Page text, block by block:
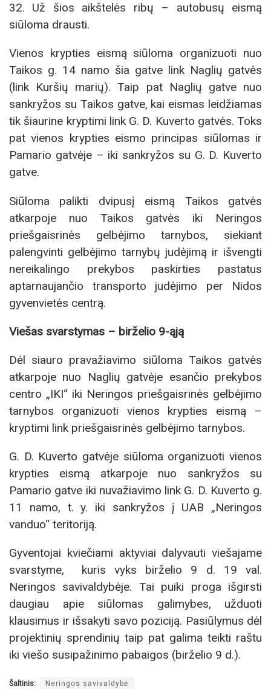
32. Už šios aikštelės ribų – autobusų eismą
siūloma drausti.
Vienos krypties eismą siūloma organizuoti nuo
Taikos g. 14 namo šia gatve link Naglių gatvės
(link Kuršių marių). Taip pat Naglių gatve nuo
sankryžos su Taikos gatve, kai eismas leidžiamas
tik šiaurine kryptimi link G. D. Kuverto gatvės. Toks
pat vienos krypties eismo principas siūlomas ir
Pamario gatvėje – iki sankryžos su G. D. Kuverto
gatve.
Siūloma palikti dvipusį eismą Taikos gatvės
atkarpoje nuo Taikos gatvės iki Neringos
priešgaisrinės gelbėjimo tarnybos, siekiant
palengvinti gelbėjimo tarnybų judėjimą ir išvengti
nereikalingo prekybos paskirties pastatus
aptarnaujančio transporto judėjimo per Nidos
gyvenvietės centrą.
Viešas svarstymas – birželio 9-ąją
Dėl siauro pravažiavimo siūloma Taikos gatvės
atkarpoje nuo Naglių gatvėje esančio prekybos
centro „IKI“ iki Neringos priešgaisrinės gelbėjimo
tarnybos organizuoti vienos krypties eismą –
kryptimi link priešgaisrinės gelbėjimo tarnybos.
G. D. Kuverto gatvėje siūloma organizuoti vienos
krypties eismą atkarpoje nuo sankryžos su
Pamario gatve iki nuvažiavimo link G. D. Kuverto g.
11 namo, t. y. iki sankryžos į UAB „Neringos
vanduo“ teritoriją.
Gyventojai kviečiami aktyviai dalyvauti viešajame
svarstyme, kuris vyks birželio 9 d. 19 val.
Neringos savivaldybėje. Tai puiki proga išgirsti
daugiau apie siūlomas galimybes, užduoti
klausimus ir išsakyti savo poziciją. Pasiūlymus dėl
projektinių sprendinių taip pat galima teikti raštu
iki viešo susipažinimo pabaigos (birželio 9 d.).
Šaltinis: Neringos savivaldybė